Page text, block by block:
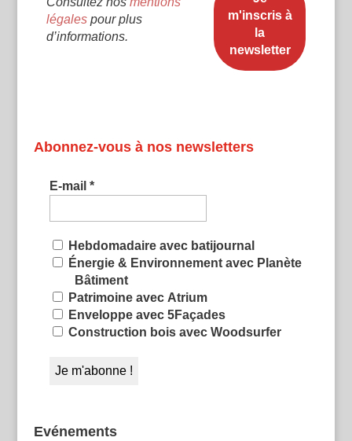
légalespour plus
d’informations.
Abonnez-vous à nos newsletters
E-mail *
Hebdomadaire avec batijournal
Énergie & Environnement avec Planète
Bâtiment
Patrimoine avec Atrium
Enveloppe avec 5Façades
Construction bois avec Woodsurfer
Evénements